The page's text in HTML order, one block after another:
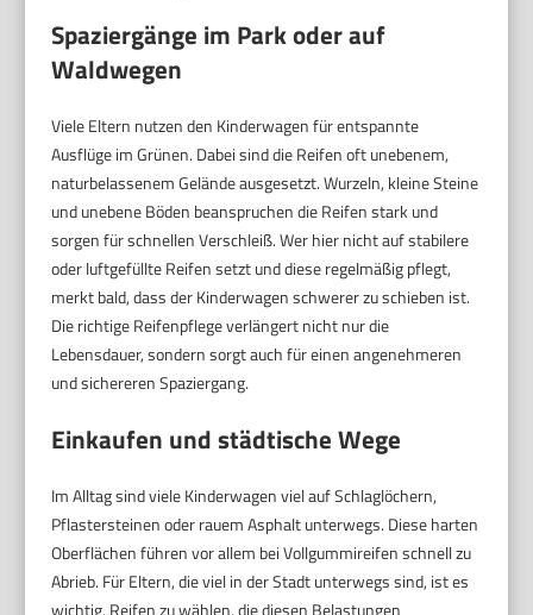
Spaziergänge im Park oder auf
Waldwegen
Viele Eltern nutzen den Kinderwagen für entspannte
Ausflüge im Grünen. Dabei sind die Reifen oft unebenem,
naturbelassenem Gelände ausgesetzt. Wurzeln, kleine Steine
und unebene Böden beanspruchen die Reifen stark und
sorgen für schnellen Verschleiß. Wer hier nicht auf stabilere
oder luftgefüllte Reifen setzt und diese regelmäßig pflegt,
merkt bald, dass der Kinderwagen schwerer zu schieben ist.
Die richtige Reifenpflege verlängert nicht nur die
Lebensdauer, sondern sorgt auch für einen angenehmeren
und sichereren Spaziergang.
Einkaufen und städtische Wege
Im Alltag sind viele Kinderwagen viel auf Schlaglöchern,
Pflastersteinen oder rauem Asphalt unterwegs. Diese harten
Oberflächen führen vor allem bei Vollgummireifen schnell zu
Abrieb. Für Eltern, die viel in der Stadt unterwegs sind, ist es